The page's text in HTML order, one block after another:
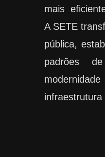
mais
A SETE
pública,
padrões
infraestrutura